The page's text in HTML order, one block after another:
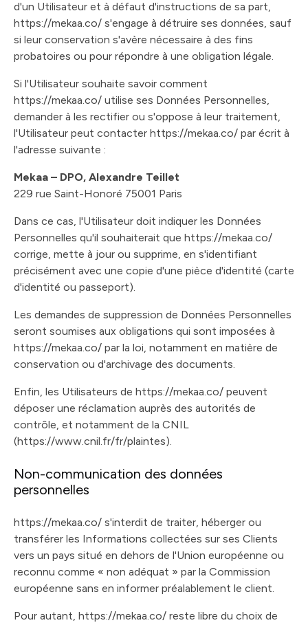
d'un Utilisateur et à défaut d'instructions de sa part,
https://mekaa.co/ s'engage à détruire ses données, sauf
si leur conservation s'avère nécessaire à des fins
probatoires ou pour répondre à une obligation légale.
Si l'Utilisateur souhaite savoir comment
https://mekaa.co/ utilise ses Données Personnelles,
demander à les rectifier ou s'oppose à leur traitement,
l'Utilisateur peut contacter https://mekaa.co/ par écrit à
l'adresse suivante :
Mekaa – DPO, Alexandre Teillet
229 rue Saint-Honoré 75001 Paris
Dans ce cas, l'Utilisateur doit indiquer les Données
Personnelles qu'il souhaiterait que https://mekaa.co/
corrige, mette à jour ou supprime, en s'identifiant
précisément avec une copie d'une pièce d'identité (carte
d'identité ou passeport).
Les demandes de suppression de Données Personnelles
seront soumises aux obligations qui sont imposées à
https://mekaa.co/ par la loi, notamment en matière de
conservation ou d'archivage des documents.
Enfin, les Utilisateurs de https://mekaa.co/ peuvent
déposer une réclamation auprès des autorités de
contrôle, et notamment de la CNIL
(https://www.cnil.fr/fr/plaintes).
Non-communication des données
personnelles
https://mekaa.co/ s'interdit de traiter, héberger ou
transférer les Informations collectées sur ses Clients
vers un pays situé en dehors de l'Union européenne ou
reconnu comme « non adéquat » par la Commission
européenne sans en informer préalablement le client.
Pour autant, https://mekaa.co/ reste libre du choix de